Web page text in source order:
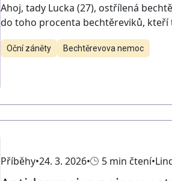
Ahoj, tady Lucka (27), ostřílená
do toho procenta bechtěreviků, kteří
Oční záněty Bechtěrevova nemoc
Příběhy 24. 3. 2026 5 min čtení